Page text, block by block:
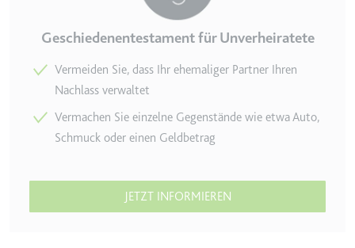
Geschiedenentestament für Unverheiratete
Vermeiden Sie, dass Ihr ehemaliger Partner Ihren
Nachlass verwaltet
Vermachen Sie einzelne Gegenstände wie etwa Auto,
Schmuck oder einen Geldbetrag
JETZT INFORMIEREN